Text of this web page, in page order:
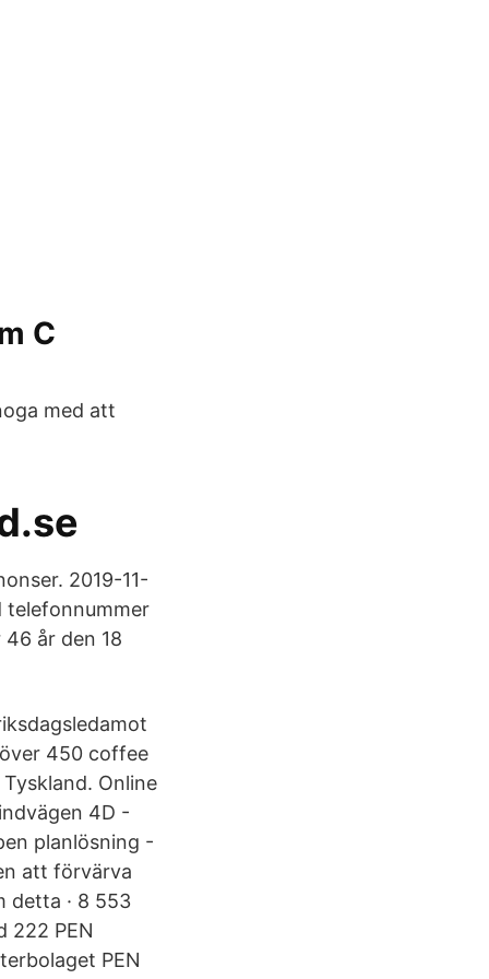
C
med att
2019-11-
telefonnummer
år den 18
450 coffee
Online
4D -
planlösning -
att förvärva
detta · 8 553
222 PEN
PEN